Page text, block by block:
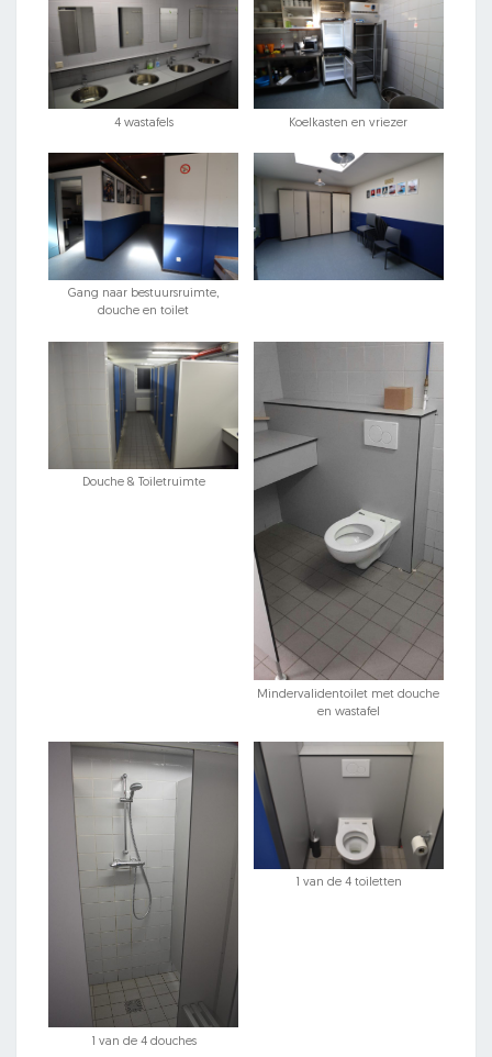
4 wastafels Koelkasten en vriezer
Gang naar bestuursruimte,
douche en toilet
Douche & Toiletruimte
Mindervalidentoilet met douche
en wastafel
1 van de 4 douches
1 van de 4 toiletten